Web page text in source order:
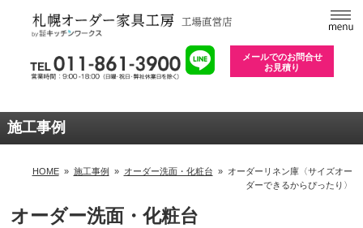
メールでのお問合せ
お見積り
施工事例
HOME» 施工事例 » オーダー洗面・化粧台 » オーダーリネン庫〈サイズオー
ダーできるからぴったり〉
オーダー洗面・化粧台